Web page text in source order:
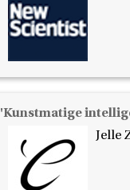
'Kunstmatige
Jelle